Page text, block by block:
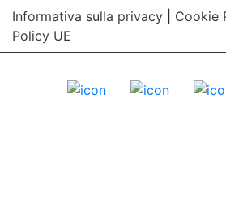
Informativa sulla privacy
Cookie
Policy UE